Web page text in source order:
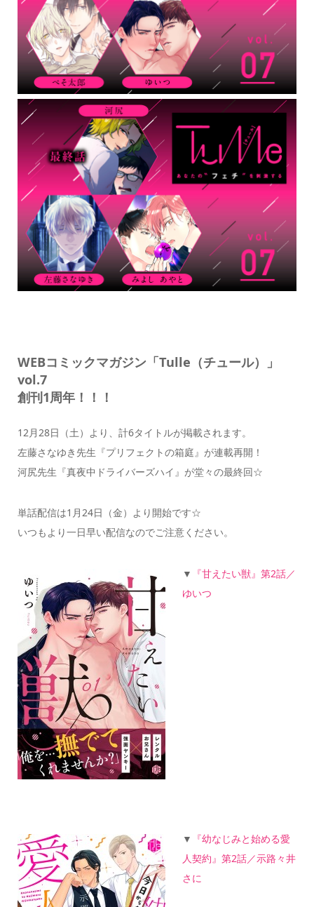
WEBコミックマガジン「Tulle（チュール）」
vol.7
創刊1周年！！！
12月28日（土）より、計6タイトルが掲載されます。
左藤さなゆき先生『プリフェクトの箱庭』が連載再開！
河尻先生『真夜中ドライバーズハイ』が堂々の最終回☆
単話配信は1月24日（金）より開始です☆
いつもより一日早い配信なのでご注意ください。
▼ 『甘えたい獣』第2話／
ゆいつ
▼ 『幼なじみと始める愛
人契約』第2話／示路々井
さに